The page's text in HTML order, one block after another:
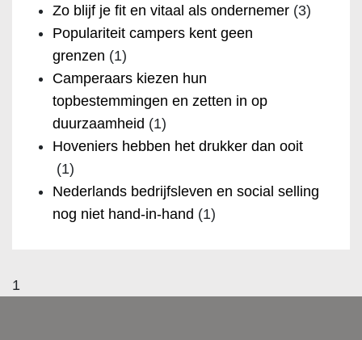
Zo blijf je fit en vitaal als ondernemer (3)
Populariteit campers kent geen
grenzen (1)
Camperaars kiezen hun
topbestemmingen en zetten in op
duurzaamheid (1)
Hoveniers hebben het drukker dan ooit
(1)
Nederlands bedrijfsleven en social selling
nog niet hand-in-hand (1)
1